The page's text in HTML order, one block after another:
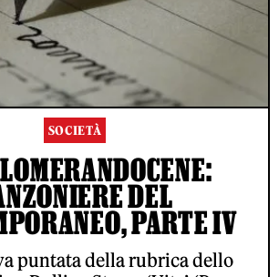
SOCIETÀ
DEL
PARTE IV
puntata della rubrica dello